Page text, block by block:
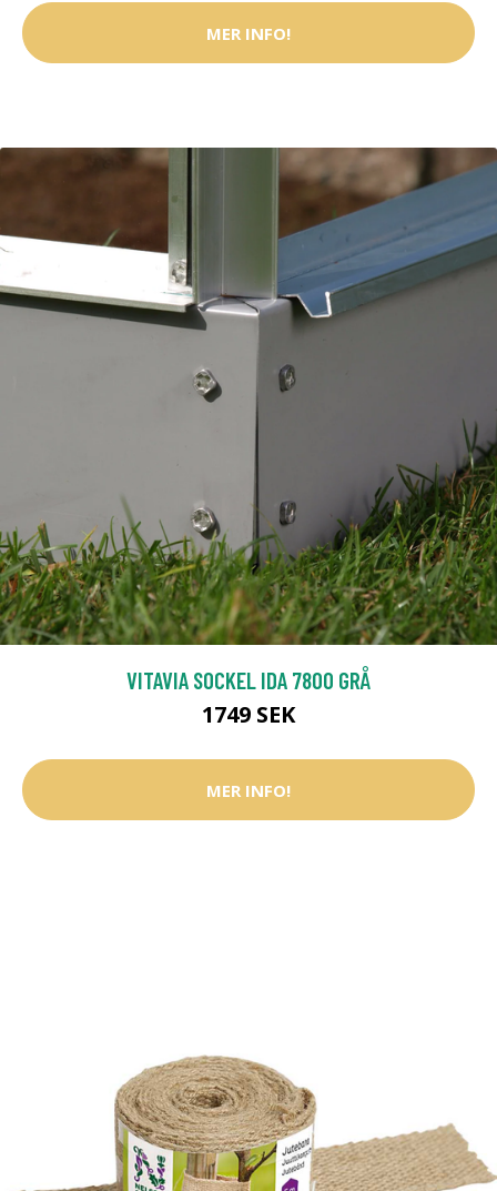
MER INFO!
VITAVIA SOCKEL IDA 7800 GRÅ
1749 SEK
MER INFO!